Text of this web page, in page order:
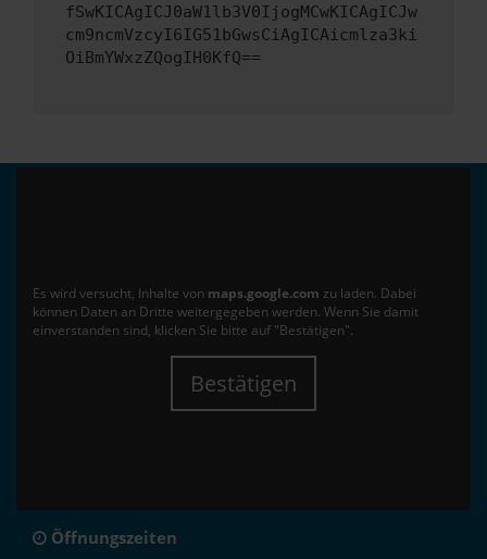
fSwKICAgICJ0aW1lb3V0IjogMCwKICAgICJw
cm9ncmVzcyI6IG51bGwsCiAgICAicmlza3ki
OiBmYWxzZQogIH0KfQ==
Es wird versucht, Inhalte von maps.google.com zu laden. Dabei
können Daten an Dritte weitergegeben werden. Wenn Sie damit
einverstanden sind, klicken Sie bitte auf "Bestätigen".
Bestätigen
Öffnungszeiten